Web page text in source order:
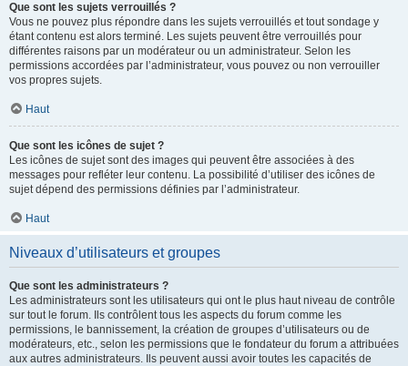
Que sont les sujets verrouillés ?
Vous ne pouvez plus répondre dans les sujets verrouillés et tout sondage y
étant contenu est alors terminé. Les sujets peuvent être verrouillés pour
différentes raisons par un modérateur ou un administrateur. Selon les
permissions accordées par l’administrateur, vous pouvez ou non verrouiller
vos propres sujets.
Haut
Que sont les icônes de sujet ?
Les icônes de sujet sont des images qui peuvent être associées à des
messages pour refléter leur contenu. La possibilité d’utiliser des icônes de
sujet dépend des permissions définies par l’administrateur.
Haut
Niveaux d’utilisateurs et groupes
Que sont les administrateurs ?
Les administrateurs sont les utilisateurs qui ont le plus haut niveau de contrôle
sur tout le forum. Ils contrôlent tous les aspects du forum comme les
permissions, le bannissement, la création de groupes d’utilisateurs ou de
modérateurs, etc., selon les permissions que le fondateur du forum a attribuées
aux autres administrateurs. Ils peuvent aussi avoir toutes les capacités de